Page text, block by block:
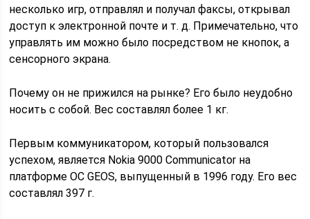
несколько игр, отправлял и получал факсы, открывал
доступ к электронной почте и т. д. Примечательно, что
управлять им можно было посредством не кнопок, а
сенсорного экрана.
Почему он не прижился на рынке? Его было неудобно
носить с собой. Вес составлял более 1 кг.
Первым коммуникатором, который пользовался
успехом, является Nokia 9000 Communicator на
платформе ОС GEOS, выпущенный в 1996 году. Его вес
составлял 397 г.